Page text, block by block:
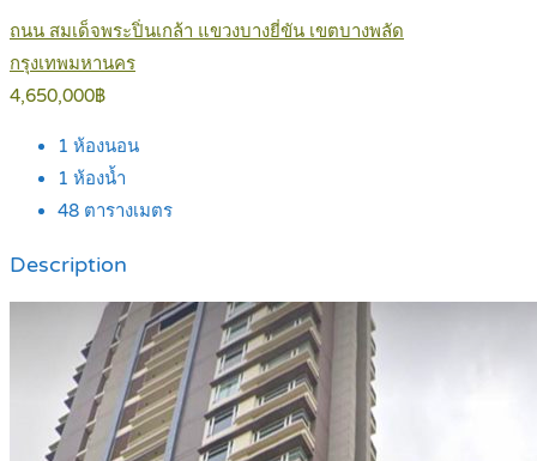
ถนน สมเด็จพระปิ่นเกล้า แขวงบางยี่ขัน เขตบางพลัด
กรุงเทพมหานคร
4,650,000฿
1 ห้องนอน
1 ห้องน้ำ
48 ตารางเมตร
Description